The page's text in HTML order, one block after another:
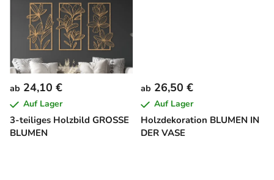
3-teiliges Holzbild GROSSE
BLUMEN
ab 24,10 €
Auf Lager
Holzdekoration BLUMEN IN
DER VASE
ab 26,50 €
Auf Lager